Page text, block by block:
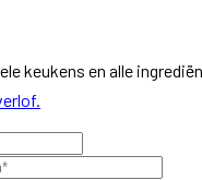
keukens en alle